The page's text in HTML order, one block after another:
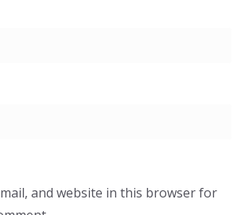
and website in this browser for